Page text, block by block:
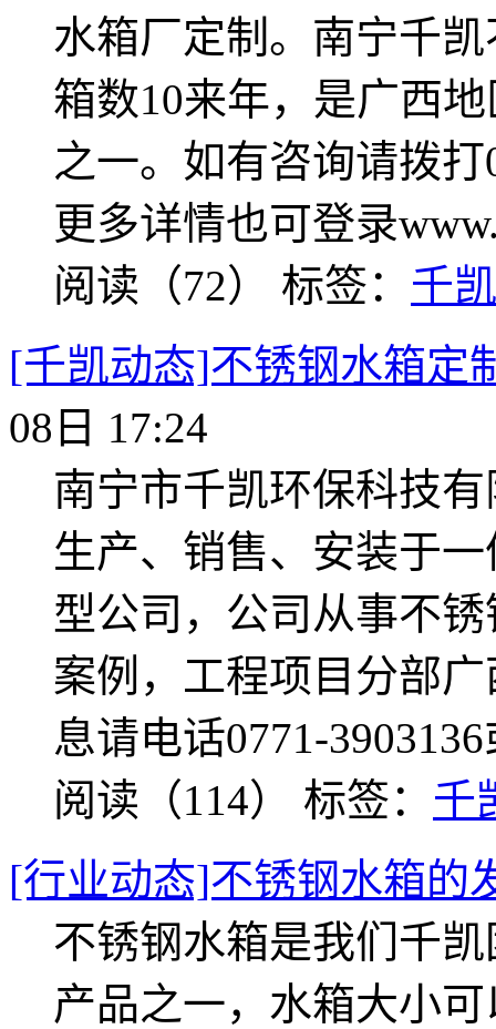
水箱厂定制。南宁千
箱数10来年，是广西
之一。如有咨询请拨打
更多详情也可登录
阅读（72） 标签： 千
[千凯动态]不锈钢水箱定
08日 17:24
南宁市千凯环保科技
生产、销售、安装于
型公司，公司从事不
案例，工程项目分部
息请电话0771-
阅读（114） 标签： 千
[行业动态]不锈钢水箱的
不锈钢水箱是我们千
产品之一，水箱大小